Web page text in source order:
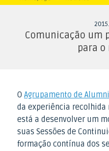
2015.
Comunicação um
para o
O Agrupamento de Alumni
da experiência recolhida
está a desenvolver um
suas Sessões de
formação contínua dos